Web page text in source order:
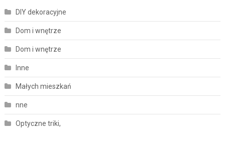
DIY dekoracyjne
Dom i wnętrze
Dom i wnętrze
Inne
Małych mieszkań
nne
Optyczne triki,